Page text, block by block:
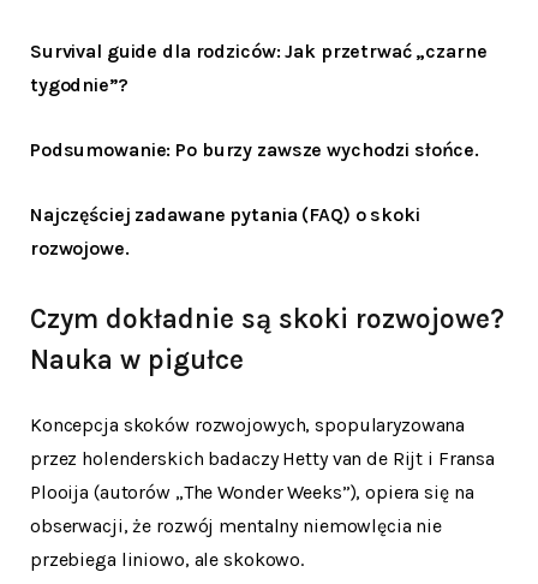
Survival guide dla rodziców: Jak przetrwać „czarne
tygodnie”?
Podsumowanie: Po burzy zawsze wychodzi słońce.
Najczęściej zadawane pytania (FAQ) o skoki
rozwojowe.
Czym dokładnie są skoki rozwojowe?
Nauka w pigułce
Koncepcja skoków rozwojowych, spopularyzowana
przez holenderskich badaczy Hetty van de Rijt i Fransa
Plooija (autorów „The Wonder Weeks”), opiera się na
obserwacji, że rozwój mentalny niemowlęcia nie
przebiega liniowo, ale skokowo.